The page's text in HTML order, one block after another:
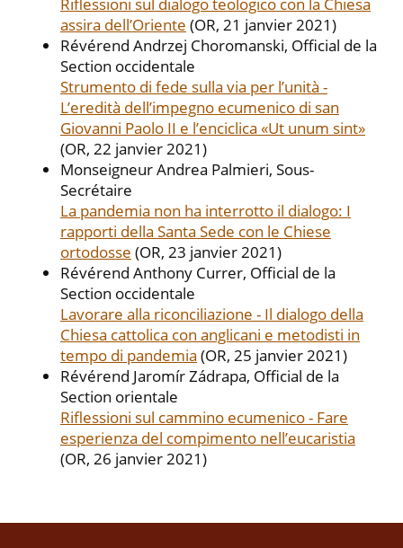
assira dell’Oriente (OR, 21 janvier 2021)
Révérend Andrzej Choromanski, Official de la
Section occidentale
Strumento di fede sulla via per l’unità -
L’eredità dell’impegno ecumenico di san
Giovanni Paolo II e l’enciclica «Ut unum sint»
(OR, 22 janvier 2021)
Monseigneur Andrea Palmieri, Sous-
Secrétaire
La pandemia non ha interrotto il dialogo: I
rapporti della Santa Sede con le Chiese
ortodosse (OR, 23 janvier 2021)
Révérend Anthony Currer, Official de la
Section occidentale
Lavorare alla riconciliazione - Il dialogo della
Chiesa cattolica con anglicani e metodisti in
tempo di pandemia (OR, 25 janvier 2021)
Révérend Jaromír Zádrapa, Official de la
Section orientale
Riflessioni sul cammino ecumenico - Fare
esperienza del compimento nell’eucaristia
(OR, 26 janvier 2021)